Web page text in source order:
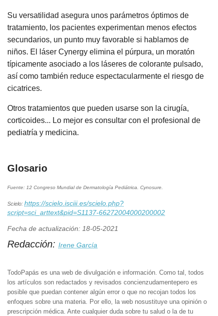
Su versatilidad asegura unos parámetros óptimos de
tratamiento, los pacientes experimentan menos efectos
secundarios, un punto muy favorable si hablamos de
niños. El láser Cynergy elimina el púrpura, un moratón
típicamente asociado a los láseres de colorante pulsado,
así como también reduce espectacularmente el riesgo de
cicatrices.
Otros tratamientos que pueden usarse son la cirugía,
corticoides... Lo mejor es consultar con el profesional de
pediatría y medicina.
Glosario
Fuente: 12 Congreso Mundial de Dermatología Pediátrica. Cynosure.
Scielo: https://scielo.isciii.es/scielo.php?
script=sci_arttext&pid=S1137-66272004000200002
Fecha de actualización: 18-05-2021
Redacción: Irene García
TodoPapás es una web de divulgación e información. Como tal, todos
los artículos son redactados y revisados concienzudamentepero es
posible que puedan contener algún error o que no recojan todos los
enfoques sobre una materia. Por ello, la web nosustituye una opinión o
prescripción médica. Ante cualquier duda sobre tu salud o la de tu